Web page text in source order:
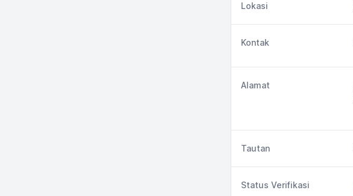
Lokasi
Kontak
Alamat
Tautan
Status Verifikasi